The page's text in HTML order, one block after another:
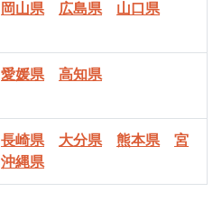
岡山県 広島県 山口県
愛媛県 高知県
長崎県 大分県 熊本県
宮
沖縄県